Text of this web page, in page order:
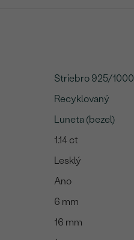
Striebro 925/1000
Recyklovaný
Luneta (bezel)
1.14 ct
Lesklý
Ano
6 mm
16 mm